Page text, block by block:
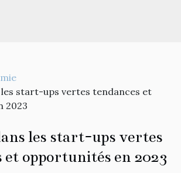
start-ups vertes tendances et
2023
les start-ups vertes
et opportunités en 2023